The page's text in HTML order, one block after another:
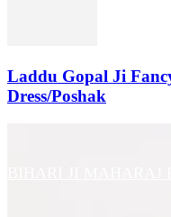
Laddu Gopal Ji
Dress/Poshak